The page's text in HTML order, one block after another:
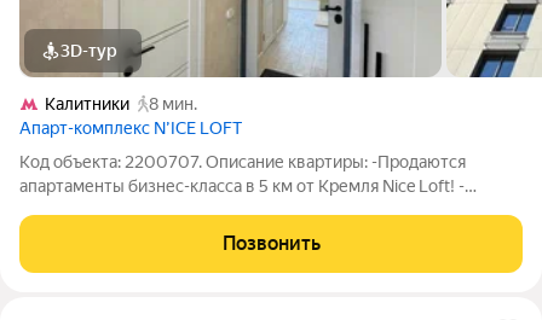
3D-тур
Калитники
8 мин.
Апарт-комплекс N’ICE LOFT
Код объекта: 2200707. Описание квартиры: -Продаются
апартаменты бизнес-класса в 5 км от Кремля Nice Loft! -
укомплектована качественной мебелью и техникой. -Высокие
потолки (3 метра) и открытый
Позвонить